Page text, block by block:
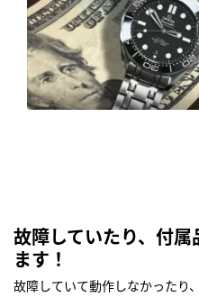
故障していたり、付
ます！
故障していて動作しなかったり